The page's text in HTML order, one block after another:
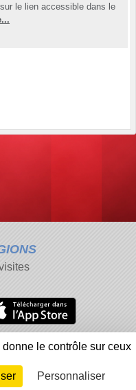
le lien accessible dans le
des cookies
contenu inapproprié
Connexion
le contrôle sur ceux
Personnaliser